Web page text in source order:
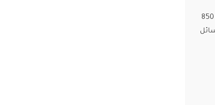
التحسن كالذين يحضرون جلسات أسبوعية عبر الدوائر التلفزيونية المغلقة. شارك في التجربة 850